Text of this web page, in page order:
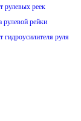
рулевых реек
рулевой рейки
гидроусилителя руля